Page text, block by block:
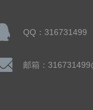
QQ：316731499
邮箱：